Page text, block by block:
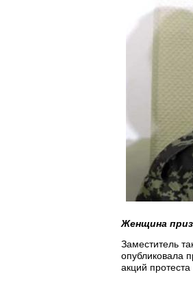
Женщина
Заместитель
опубликовала
акций